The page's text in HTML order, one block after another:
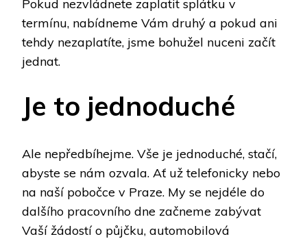
Pokud nezvládnete zaplatit splátku v
termínu, nabídneme Vám druhý a pokud ani
tehdy nezaplatíte, jsme bohužel nuceni začít
jednat.
Je to jednoduché
Ale nepředbíhejme. Vše je jednoduché, stačí,
abyste se nám ozvala. Ať už telefonicky nebo
na naší pobočce v Praze. My se nejdéle do
dalšího pracovního dne začneme zabývat
Vaší žádostí o půjčku, automobilová